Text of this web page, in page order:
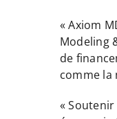
« Axiom
Modeling
de
comme la
«